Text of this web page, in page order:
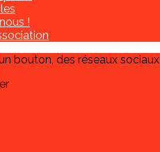
!
bouton, des réseaux sociaux